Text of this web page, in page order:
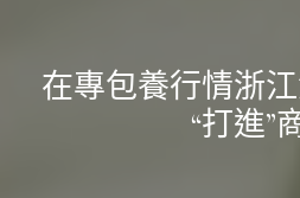
在專包養行情浙
“打進”